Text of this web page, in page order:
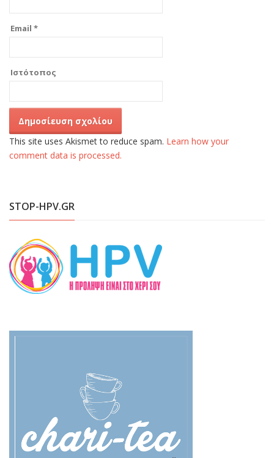
Email *
Ιστότοπος
This site uses Akismet to reduce spam. Learn how your
comment data is processed.
STOP-HPV.GR